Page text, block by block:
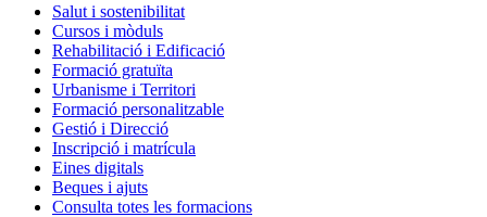
Salut i sostenibilitat
Cursos i mòduls
Rehabilitació i Edificació
Formació gratuïta
Urbanisme i Territori
Formació personalitzable
Gestió i Direcció
Inscripció i matrícula
Eines digitals
Beques i ajuts
Consulta totes les formacions